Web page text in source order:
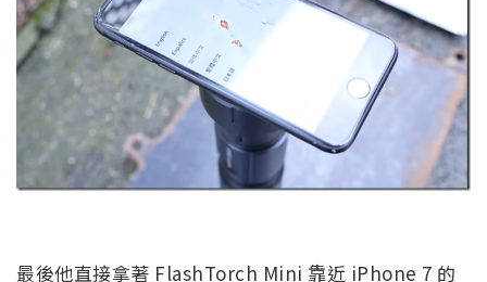
最後他直接拿著 FlashTorch Mini 靠近 iPhone 7 的